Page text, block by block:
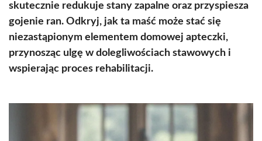
skutecznie redukuje stany zapalne oraz przyspiesza
gojenie ran. Odkryj, jak ta maść może stać się
niezastąpionym elementem domowej apteczki,
przynosząc ulgę w dolegliwościach stawowych i
wspierając proces rehabilitacji.